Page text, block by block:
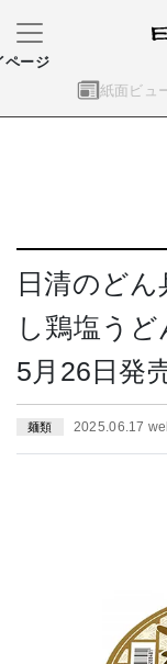
紙面ビュ
ページ
日清のど
し鶏塩う
5月26日発
麺類 2025.06.17